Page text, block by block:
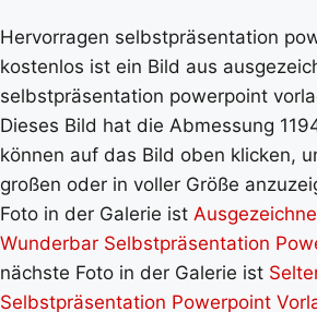
Hervorragen selbstpräsentation
kostenlos ist ein Bild aus
selbstpräsentation powerpoint
Dieses Bild hat die Abmessung
können auf das Bild oben klicken,
großen oder in voller Größe
Foto in der Galerie ist
Wunderbar Selbstpräsentation
nächste Foto in der Galerie ist
Selbstpräsentation Powerpoint